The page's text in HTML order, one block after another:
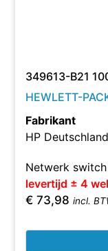
349613-B21
HEWLETT-
Fabrikant
HP
Netwerk
levertijd ± 4
€ 73,98 incl.